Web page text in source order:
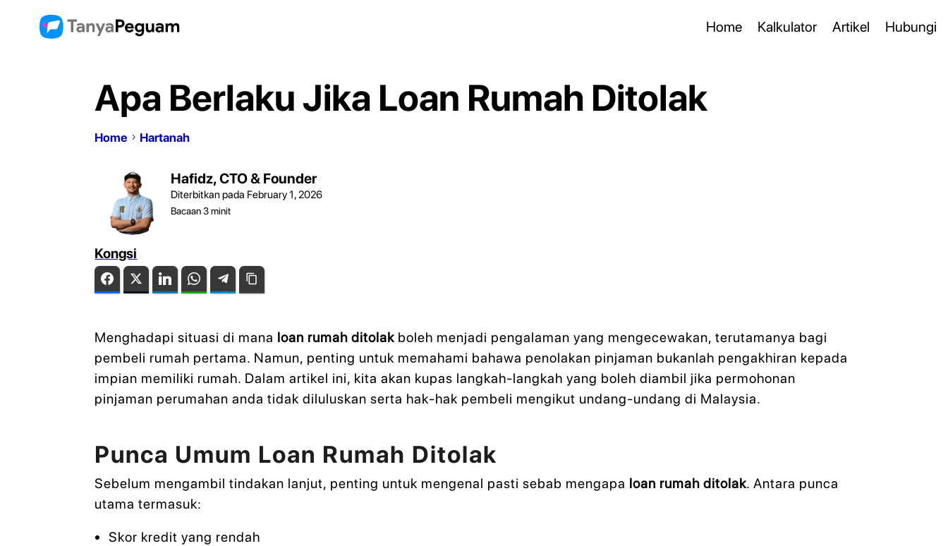
Home Kalkulator Artikel Hubungi
Apa Berlaku Jika Loan Rumah Ditolak
Home Hartanah
Hafidz, CTO & Founder
Diterbitkan pada February 1, 2026
Bacaan3minit
Kongsi
FacebookTwitter LinkedIn WhatsAppTelegram
Menghadapi situasi di mana loan rumah ditolakboleh menjadi pengalaman yang mengecewakan, terutamanya bagi
pembeli rumah pertama. Namun, penting untuk memahami bahawa penolakan pinjaman bukanlah pengakhiran kepada
impian memiliki rumah. Dalam artikel ini, kita akan kupas langkah-langkah yang boleh diambil jika permohonan
pinjaman perumahan anda tidak diluluskan serta hak-hak pembeli mengikut undang-undang di Malaysia.
Punca Umum Loan Rumah Ditolak
Sebelum mengambil tindakan lanjut, penting untuk mengenal pasti sebab mengapa loan rumah ditolak. Antara punca
utama termasuk:
Skor kredit yang rendah